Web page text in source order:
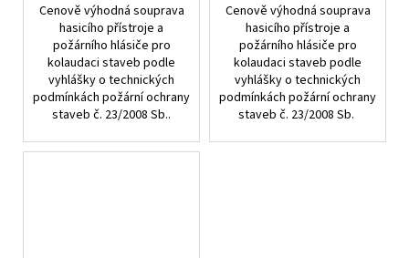
Cenově výhodná souprava
hasicího přístroje a
požárního hlásiče pro
kolaudaci staveb podle
vyhlášky o technických
podmínkách požární ochrany
staveb č. 23/2008 Sb..
Cenově výhodná souprava
hasicího přístroje a
požárního hlásiče pro
kolaudaci staveb podle
vyhlášky o technických
podmínkách požární ochrany
staveb č. 23/2008 Sb.